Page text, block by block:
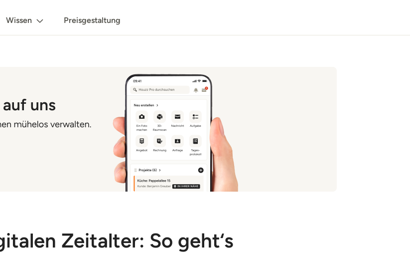
Wissen Preisgestaltung
Zeitalter: So geht‘s